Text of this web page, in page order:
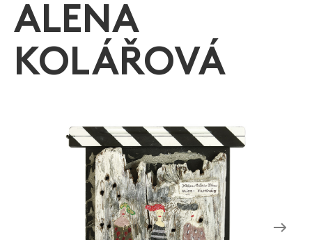
Autoři filmových klapek
O projektu
Aktuality
Zlín Film Festival
ALENA
KOLÁŘOVÁ